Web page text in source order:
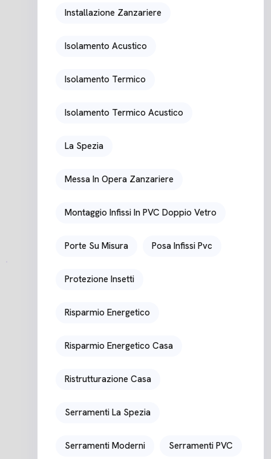
Installazione Zanzariere
Isolamento Acustico
Isolamento Termico
Isolamento Termico Acustico
La Spezia
Messa In Opera Zanzariere
Montaggio Infissi In PVC Doppio Vetro
Porte Su Misura Posa Infissi Pvc
Protezione Insetti
Risparmio Energetico
Risparmio Energetico Casa
Ristrutturazione Casa
Serramenti La Spezia
Serramenti Moderni Serramenti PVC